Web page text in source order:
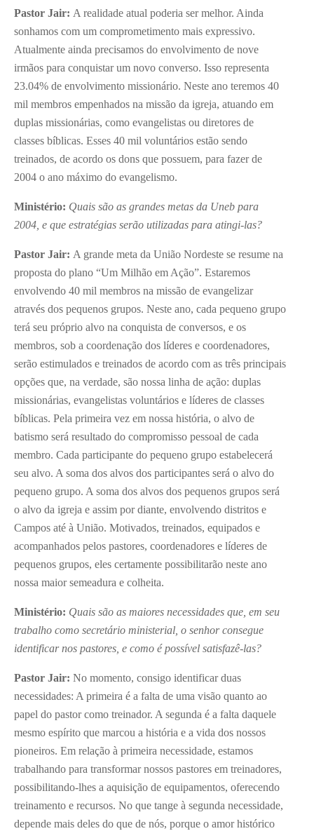
Pastor Jair: A realidade atual poderia ser melhor. Ainda
sonhamos com um comprometimento mais expressivo.
Atualmente ainda precisamos do envolvimento de nove
irmãos para conquistar um novo converso. Isso representa
23.04% de envolvimento missionário. Neste ano teremos 40
mil membros empenhados na missão da igreja, atuando em
duplas missionárias, como evangelistas ou diretores de
classes bíblicas. Esses 40 mil voluntários estão sendo
treinados, de acordo os dons que possuem, para fazer de
2004 o ano máximo do evangelismo.
Ministério: Quais são as grandes metas da Uneb para
2004, e que estratégias serão utilizadas para atingi-las?
Pastor Jair: A grande meta da União Nordeste se resume na
proposta do plano “Um Milhão em Ação”. Estaremos
envolvendo 40 mil membros na missão de evangelizar
através dos pequenos grupos. Neste ano, cada pequeno grupo
terá seu próprio alvo na conquista de conversos, e os
membros, sob a coordenação dos líderes e coordenadores,
serão estimulados e treinados de acordo com as três principais
opções que, na verdade, são nossa linha de ação: duplas
missionárias, evangelistas voluntários e líderes de classes
bíblicas. Pela primeira vez em nossa história, o alvo de
batismo será resultado do compromisso pessoal de cada
membro. Cada participante do pequeno grupo estabelecerá
seu alvo. A soma dos alvos dos participantes será o alvo do
pequeno grupo. A soma dos alvos dos pequenos grupos será
o alvo da igreja e assim por diante, envolvendo distritos e
Campos até à União. Motivados, treinados, equipados e
acompanhados pelos pastores, coordenadores e líderes de
pequenos grupos, eles certamente possibilitarão neste ano
nossa maior semeadura e colheita.
Ministério: Quais são as maiores necessidades que, em seu
trabalho como secretário ministerial, o senhor consegue
identificar nos pastores, e como é possível satisfazê-las?
Pastor Jair: No momento, consigo identificar duas
necessidades: A primeira é a falta de uma visão quanto ao
papel do pastor como treinador. A segunda é a falta daquele
mesmo espírito que marcou a história e a vida dos nossos
pioneiros. Em relação à primeira necessidade, estamos
trabalhando para transformar nossos pastores em treinadores,
possibilitando-lhes a aquisição de equipamentos, oferecendo
treinamento e recursos. No que tange à segunda necessidade,
depende mais deles do que de nós, porque o amor histórico